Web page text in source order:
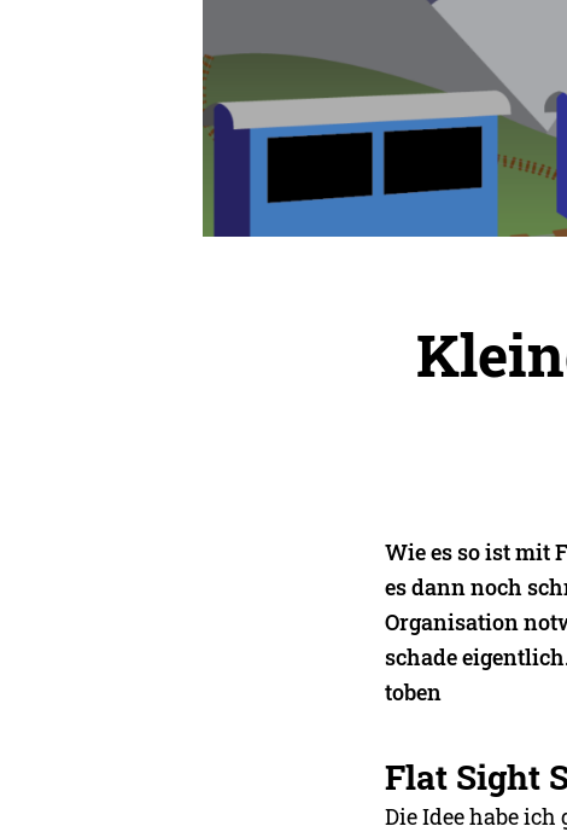
Wie es so ist mit
es dann noch
Organisation
schade
toben
Flat Sight
Die Idee habe